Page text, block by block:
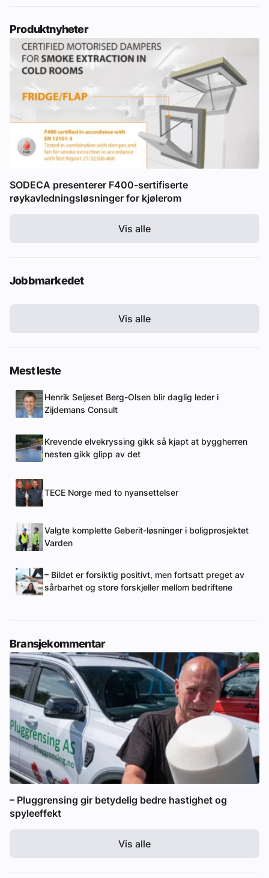
Produktnyheter
SODECA presenterer F400-sertifiserte
røykavledningsløsninger for kjølerom
Vis alle
Jobbmarkedet
Vis alle
Mest leste
Henrik Seljeset Berg-Olsen blir daglig leder i
Zijdemans Consult
Krevende elvekryssing gikk så kjapt at byggherren
nesten gikk glipp av det
TECE Norge med to nyansettelser
Valgte komplette Geberit-løsninger i boligprosjektet
Varden
– Bildet er forsiktig positivt, men fortsatt preget av
sårbarhet og store forskjeller mellom bedriftene
Bransjekommentar
– Pluggrensing gir betydelig bedre hastighet og
spyleeffekt
Vis alle